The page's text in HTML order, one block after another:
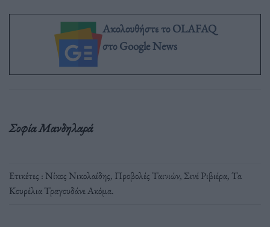
Ακολουθήστε το OLAFAQ
στο Google News
Σοφία Μανδηλαρά
Ετικέτες : Νίκος Νικολαίδης, Προβολές Ταινιών, Σινέ Ριβιέρα, Τα
Κουρέλια Τραγουδάνε Ακόμα.